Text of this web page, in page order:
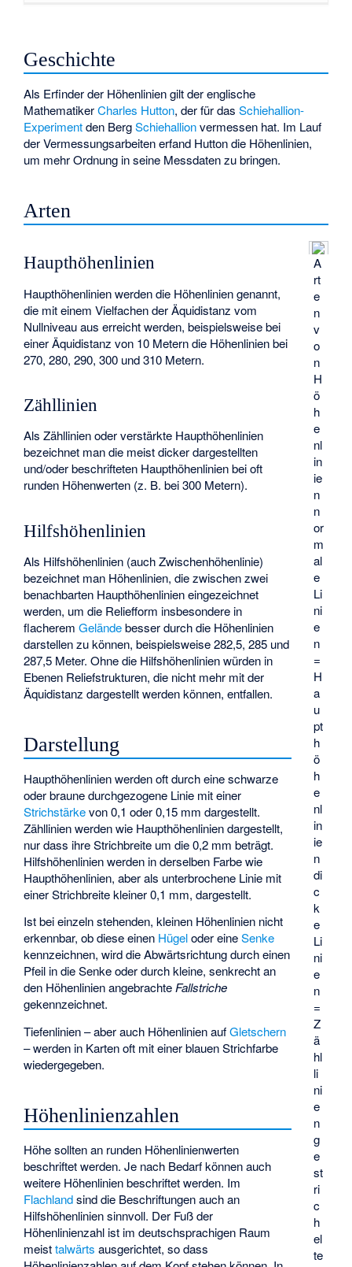
Geschichte
Als Erfinder der Höhenlinien gilt der englische
MathematikerCharles Hutton, der für dasSchiehallion-
Experimentden BergSchiehallionvermessen hat. Im Lauf
der Vermessungsarbeiten erfand Hutton die Höhenlinien,
um mehr Ordnung in seine Messdaten zu bringen.
Arten
A
rt
e
n
v
o
n
H
ö
h
e
nl
in
ie
n
n
or
m
al
e
Li
ni
e
n
=
H
a
u
pt
h
ö
h
e
nl
in
ie
n
di
c
k
e
Li
ni
e
n
=
Z
ä
hl
li
ni
e
n
g
e
st
ri
c
h
el
te
Haupthöhenlinien
Haupthöhenlinien werden die Höhenlinien genannt,
die mit einem Vielfachen der Äquidistanz vom
Nullniveau aus erreicht werden, beispielsweise bei
einer Äquidistanz von 10 Metern die Höhenlinien bei
270, 280, 290, 300 und 310 Metern.
Zähllinien
Als Zähllinien oder verstärkte Haupthöhenlinien
bezeichnet man die meist dicker dargestellten
und/oder beschrifteten Haupthöhenlinien bei oft
runden Höhenwerten (z. B. bei 300 Metern).
Hilfshöhenlinien
Als Hilfshöhenlinien (auch Zwischenhöhenlinie)
bezeichnet man Höhenlinien, die zwischen zwei
benachbarten Haupthöhenlinien eingezeichnet
werden, um die Reliefform insbesondere in
flacheremGeländebesser durch die Höhenlinien
darstellen zu können, beispielsweise 282,5, 285 und
287,5 Meter. Ohne die Hilfshöhenlinien würden in
Ebenen Reliefstrukturen, die nicht mehr mit der
Äquidistanz dargestellt werden können, entfallen.
Darstellung
Haupthöhenlinien werden oft durch eine schwarze
oder braune durchgezogene Linie mit einer
Strichstärkevon 0,1 oder 0,15 mm dargestellt.
Zähllinien werden wie Haupthöhenlinien dargestellt,
nur dass ihre Strichbreite um die 0,2 mm beträgt.
Hilfshöhenlinien werden in derselben Farbe wie
Haupthöhenlinien, aber als unterbrochene Linie mit
einer Strichbreite kleiner 0,1 mm, dargestellt.
Ist bei einzeln stehenden, kleinen Höhenlinien nicht
erkennbar, ob diese einen Hügeloder eineSenke
kennzeichnen, wird die Abwärtsrichtung durch einen
Pfeil in die Senke oder durch kleine, senkrecht an
den Höhenlinien angebrachteFallstriche
gekennzeichnet.
Tiefenlinien – aber auch Höhenlinien aufGletschern
– werden in Karten oft mit einer blauen Strichfarbe
wiedergegeben.
Höhenlinienzahlen
Höhe sollten an runden Höhenlinienwerten
beschriftet werden. Je nach Bedarf können auch
weitere Höhenlinien beschriftet werden. Im
Flachlandsind die Beschriftungen auch an
Hilfshöhenlinien sinnvoll. Der Fuß der
Höhenlinienzahl ist im deutschsprachigen Raum
meisttalwärts ausgerichtet, so dass